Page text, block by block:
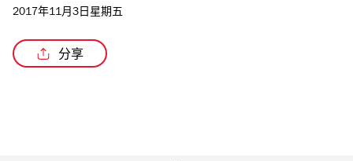
2017年11月3日星期五
分享